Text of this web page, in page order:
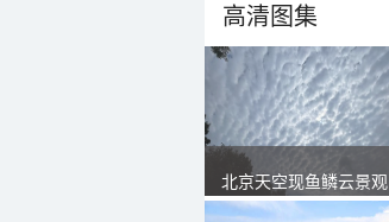
高清图集
北京天空现鱼鳞云景观